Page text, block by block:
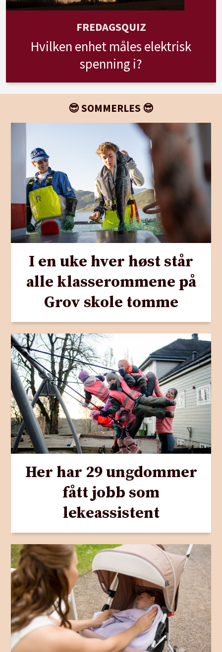
FREDAGSQUIZ
Hvilken enhet måles elektrisk
spenning i?
😎 SOMMERLES 😎
I en uke hver høst står
alle klasserommene på
Grov skole tomme
Her har 29 ungdommer
fått jobb som
lekeassistent